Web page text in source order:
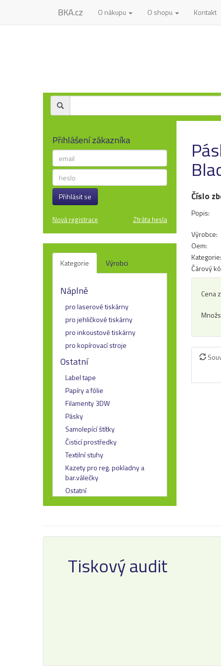
BKA.cz O nákupu O shopu Kontakt
Přihlášení zákazníka
Přihlásit se
Nová registrace Ztráta hesla
Kategorie Výrobci
Náplně
pro laserové tiskárny
pro jehličkové tiskárny
pro inkoustové tiskárny
pro kopírovací stroje
Ostatní
Label tape
Papíry a fólie
Filamenty 3DW
Pásky
Samolepící štítky
Čisticí prostředky
Textilní stuhy
Kazety pro reg. pokladny a
bar.válečky
Ostatní
Číslo
Popis:
Výrobce:
Oem:
Kategorie:
Čárový
Cena
Tiskový audit